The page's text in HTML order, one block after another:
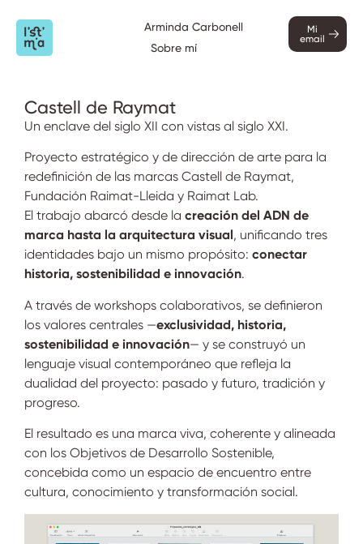
Arminda Carbonell
Sobre mí
Mi
email
Castell de Raymat
Un enclave del siglo XII con vistas al siglo XXI.
Proyecto estratégico y de dirección de arte para la
redefinición de las marcas Castell de Raymat,
Fundación Raimat-Lleida y Raimat Lab.
El trabajo abarcó desde la creación del ADN de
marca hasta la arquitectura visual, unificando tres
identidades bajo un mismo propósito: conectar
historia, sostenibilidad e innovación.
A través de workshops colaborativos, se definieron
los valores centrales —exclusividad, historia,
sostenibilidad e innovación— y se construyó un
lenguaje visual contemporáneo que refleja la
dualidad del proyecto: pasado y futuro, tradición y
progreso.
El resultado es una marca viva, coherente y alineada
con los Objetivos de Desarrollo Sostenible,
concebida como un espacio de encuentro entre
cultura, conocimiento y transformación social.